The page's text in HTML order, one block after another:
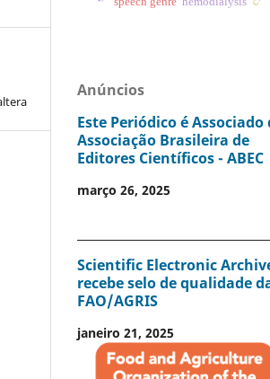
Anúncios
Este Periódico é Associado
Associação Brasileira de
Editores Científicos - ABEC
março 26, 2025
Scientific Electronic
recebe selo de qualidade
FAO/AGRIS
janeiro 21, 2025